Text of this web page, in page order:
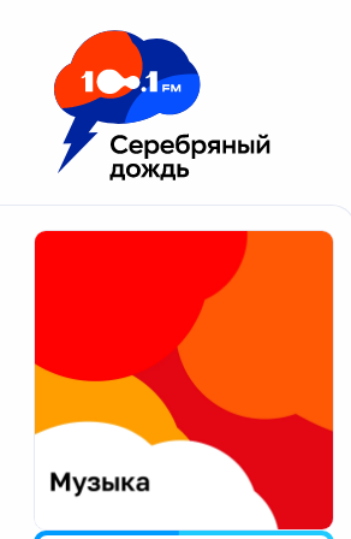
Москва 100.1 FM
Апатиты
Екатеринбург
Калининград
Калуга